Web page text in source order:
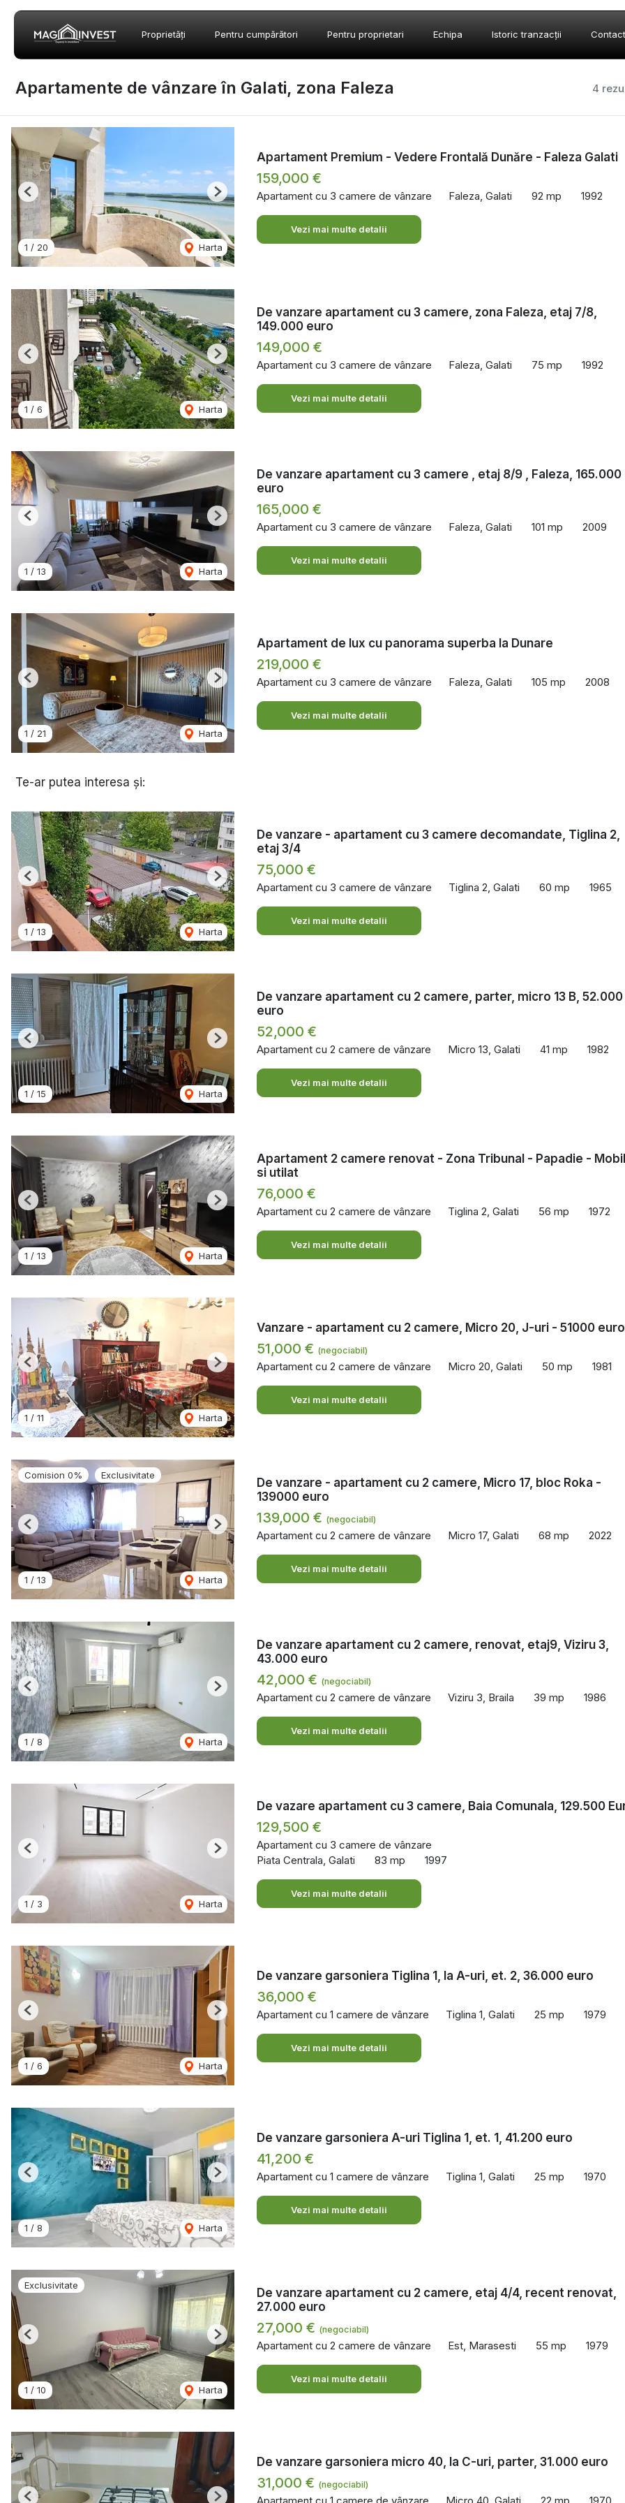
Proprietăți Pentru cumpărători Pentru proprietari Echipa Istoric tranzacții Contact
4
Apartamente de vânzare în Galati, zona Faleza
1 / 20 Harta
Previous Next
Apartament Premium - Vedere Frontală Dunăre - Faleza Galati
159,000 €
Apartament cu 3 camere de vânzare Faleza, Galati 92 mp 1992
Vezi mai multe detalii
1 / 6 Harta
Previous Next
De vanzare apartament cu 3 camere, zona Faleza, etaj 7/8,
149.000 euro
149,000 €
Apartament cu 3 camere de vânzare Faleza, Galati 75 mp 1992
Vezi mai multe detalii
1 / 13 Harta
Previous Next
De vanzare apartament cu 3 camere , etaj 8/9 , Faleza, 165.000
euro
165,000 €
Apartament cu 3 camere de vânzare Faleza, Galati 101 mp 2009
Vezi mai multe detalii
1 / 21 Harta
Previous Next
Apartament de lux cu panorama superba la Dunare
219,000 €
Apartament cu 3 camere de vânzare Faleza, Galati 105 mp 2008
Vezi mai multe detalii
Te-ar putea interesa și:
1 / 13 Harta
Previous Next
De vanzare - apartament cu 3 camere decomandate, Tiglina 2,
etaj 3/4
75,000 €
Apartament cu 3 camere de vânzare Tiglina 2, Galati 60 mp 1965
Vezi mai multe detalii
1 / 15 Harta
Previous Next
De vanzare apartament cu 2 camere, parter, micro 13 B, 52.000
euro
52,000 €
Apartament cu 2 camere de vânzare Micro 13, Galati 41 mp 1982
Vezi mai multe detalii
1 / 13 Harta
Previous Next
Apartament 2 camere renovat - Zona Tribunal - Papadie -
si utilat
76,000 €
Apartament cu 2 camere de vânzare Tiglina 2, Galati 56 mp 1972
Vezi mai multe detalii
1 / 11 Harta
Previous Next
Vanzare - apartament cu 2 camere, Micro 20, J-uri - 51000 euro
51,000 € (negociabil)
Apartament cu 2 camere de vânzare Micro 20, Galati 50 mp 1981
Vezi mai multe detalii
Comision 0% Exclusivitate
1 / 13 Harta
Previous Next
De vanzare - apartament cu 2 camere, Micro 17, bloc Roka -
139000 euro
139,000 € (negociabil)
Apartament cu 2 camere de vânzare Micro 17, Galati 68 mp 2022
Vezi mai multe detalii
1 / 8 Harta
Previous Next
De vanzare apartament cu 2 camere, renovat, etaj9, Viziru 3,
43.000 euro
42,000 € (negociabil)
Apartament cu 2 camere de vânzare Viziru 3, Braila 39 mp 1986
Vezi mai multe detalii
1 / 3 Harta
Previous Next
De vazare apartament cu 3 camere, Baia Comunala, 129.500
129,500 €
Apartament cu 3 camere de vânzare
Piata Centrala, Galati
83 mp 1997
Vezi mai multe detalii
1 / 6 Harta
Previous Next
De vanzare garsoniera Tiglina 1, la A-uri, et. 2, 36.000 euro
36,000 €
Apartament cu 1 camere de vânzare Tiglina 1, Galati 25 mp 1979
Vezi mai multe detalii
1 / 8 Harta
Previous Next
De vanzare garsoniera A-uri Tiglina 1, et. 1, 41.200 euro
41,200 €
Apartament cu 1 camere de vânzare Tiglina 1, Galati 25 mp 1970
Vezi mai multe detalii
Exclusivitate
1 / 10 Harta
Previous Next
De vanzare apartament cu 2 camere, etaj 4/4, recent renovat,
27.000 euro
27,000 € (negociabil)
Apartament cu 2 camere de vânzare Est, Marasesti 55 mp 1979
Vezi mai multe detalii
De vanzare garsoniera micro 40, la C-uri, parter, 31.000 euro
31,000 € (negociabil)